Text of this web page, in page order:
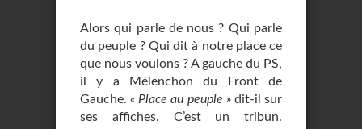
Alors qui parle de nous ? Qui parle
du peuple ? Qui dit à notre place ce
que nous voulons ? A gauche du PS,
il y a Mélenchon du Front de
Gauche.« Place au peuple »dit-il sur
ses affiches. C’est un tribun.